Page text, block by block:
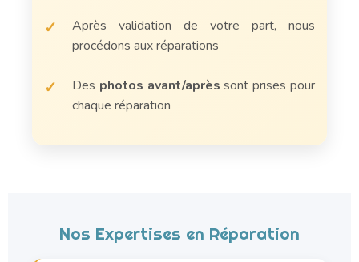
✓
Après validation de votre part, nous
procédons aux réparations
✓ Des photos avant/après sont prises pour
chaque réparation
Nos Expertises en Réparation